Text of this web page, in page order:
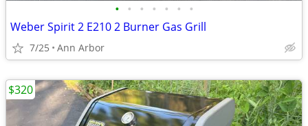
• • • • • • •
Weber Spirit 2 E210 2 Burner Gas Grill
7/25 Ann Arbor
$320